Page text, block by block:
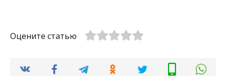
Оцените статью